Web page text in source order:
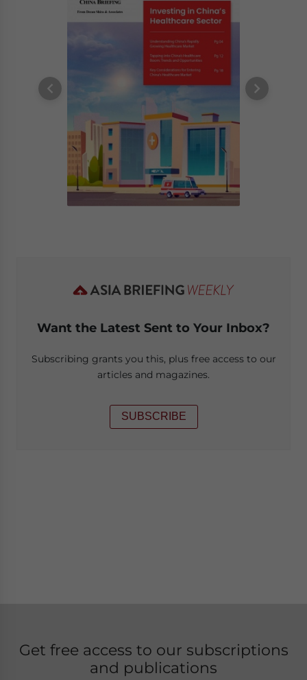
Want the Latest Sent to Your Inbox?
Subscribing grants you this, plus free access to our
articles and magazines.
SUBSCRIBE
Get free access to our subscriptions
and publications